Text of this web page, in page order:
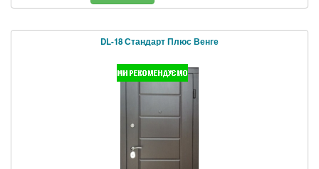
DL-18 Стандарт Плюс Венге